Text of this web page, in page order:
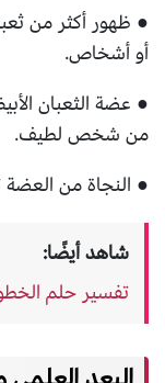
● ظهور أكثر من
أو أشخاص.
● عضة الثعبان
من شخص لطيف.
● النجاة من
شاهد أيضًا:
تفسير حلم